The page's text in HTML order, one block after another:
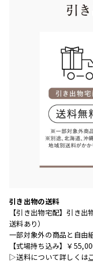
引き出物の送料
【引き出物宅配】引き
送料あり）
一部対象外の商品と自由
【式場持ち込み】￥
▷送料について詳しくは